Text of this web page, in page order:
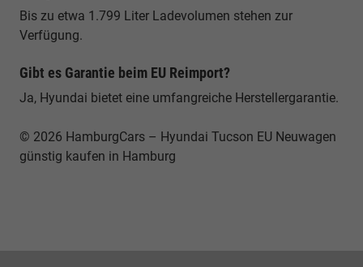
Bis zu etwa 1.799 Liter Ladevolumen stehen zur
Verfügung.
Gibt es Garantie beim EU Reimport?
Ja, Hyundai bietet eine umfangreiche Herstellergarantie.
© 2026 HamburgCars – Hyundai Tucson EU Neuwagen
günstig kaufen in Hamburg